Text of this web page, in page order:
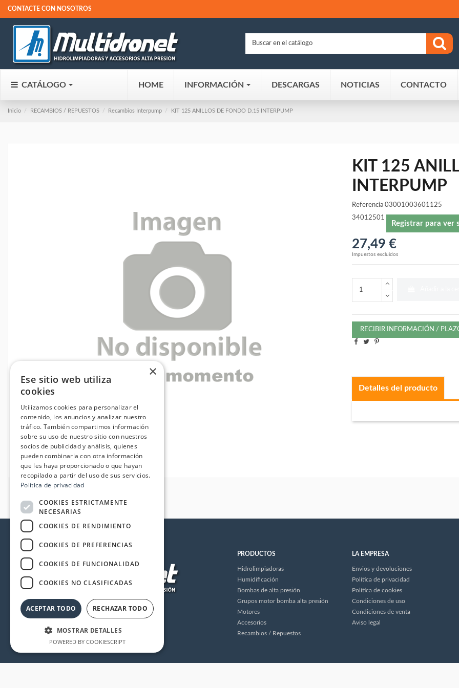
CONTACTE CON NOSOTROS
CATÁLOGO HOME INFORMACIÓN DESCARGAS NOTICIAS CONTACTO
Inicio RECAMBIOS / REPUESTOS Recambios Interpump KIT 125 ANILLOS DE FONDO D.15 INTERPUMP
KIT 125
INTERPUMP
Referencia 03001003601125
34012501
Registrar para ver
27,49 €
Impuestos excluidos
RECIBIR INFORMACIÓN /
Detalles del producto
PRODUCTOS
Hidrolimpiadoras
Humidificación
Bombas de alta presión
Grupos motor bomba alta presión
Motores
Accesorios
Recambios / Repuestos
LA EMPRESA
Envios y devoluciones
Política de privacidad
Política de cookies
Condiciones de uso
Condiciones de venta
Aviso legal
×
Ese sitio web utiliza
cookies
Utilizamos cookies para personalizar el
contenido, los anuncios y analizar nuestro
tráfico. También compartimos información
sobre su uso de nuestro sitio con nuestros
socios de publicidad y análisis, quienes
pueden combinarla con otra información
que les haya proporcionado o que hayan
recopilado a partir del uso de sus servicios.
Política de privacidad
COOKIES ESTRICTAMENTE
NECESARIAS
COOKIES DE RENDIMIENTO
COOKIES DE PREFERENCIAS
COOKIES DE FUNCIONALIDAD
COOKIES NO CLASIFICADAS
ACEPTAR TODO RECHAZAR TODO
MOSTRAR DETALLES
POWERED BY COOKIESCRIPT